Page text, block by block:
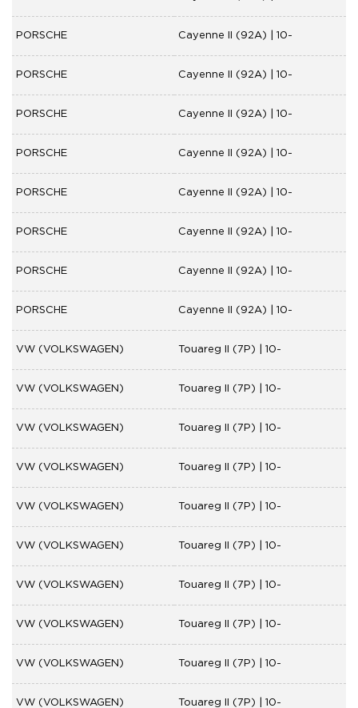
PORSCHE Cayenne II (92A) | 10-
PORSCHE Cayenne II (92A) | 10-
PORSCHE Cayenne II (92A) | 10-
PORSCHE Cayenne II (92A) | 10-
PORSCHE Cayenne II (92A) | 10-
PORSCHE Cayenne II (92A) | 10-
PORSCHE Cayenne II (92A) | 10-
PORSCHE Cayenne II (92A) | 10-
VW (VOLKSWAGEN) Touareg II (7P) | 10-
VW (VOLKSWAGEN) Touareg II (7P) | 10-
VW (VOLKSWAGEN) Touareg II (7P) | 10-
VW (VOLKSWAGEN) Touareg II (7P) | 10-
VW (VOLKSWAGEN) Touareg II (7P) | 10-
VW (VOLKSWAGEN) Touareg II (7P) | 10-
VW (VOLKSWAGEN) Touareg II (7P) | 10-
VW (VOLKSWAGEN) Touareg II (7P) | 10-
VW (VOLKSWAGEN) Touareg II (7P) | 10-
VW (VOLKSWAGEN) Touareg II (7P) | 10-